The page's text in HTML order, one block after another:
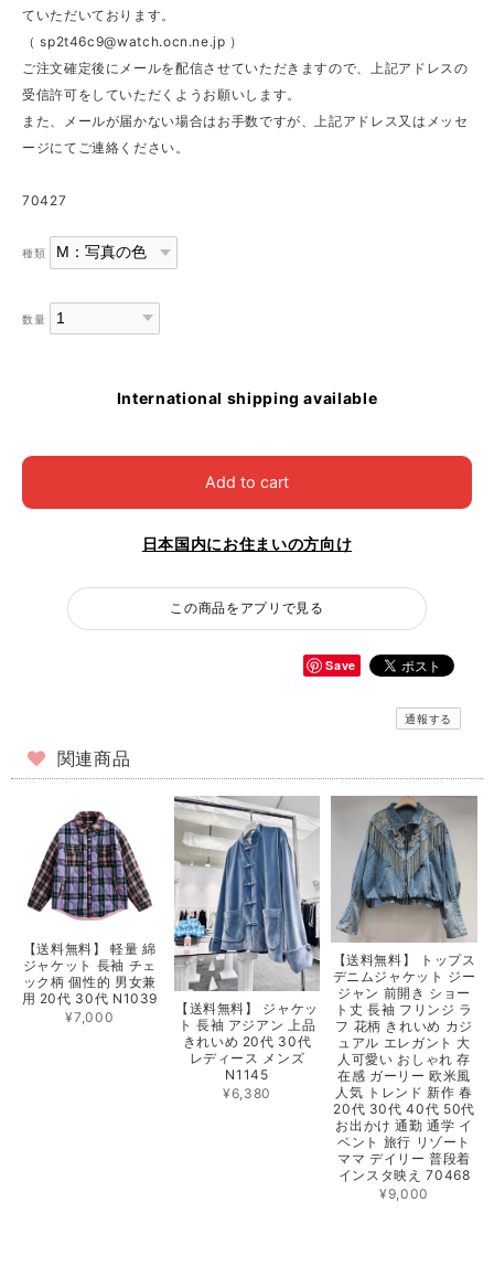
ていただいております。
（sp2t46c9@watch.ocn.ne.jp ）
ご注文確定後にメールを配信させていただきますので、上記アドレスの
受信許可をしていただくようお願いします。
また、メールが届かない場合はお手数ですが、上記アドレス又はメッセ
ージにてご連絡ください。
70427
種類
数量
International shipping available
Add to cart
日本国内にお住まいの方向け
この商品をアプリで見る
Save
通報する
関連商品
【送料無料】 軽量 綿
ジャケット 長袖 チェ
ック柄 個性的 男女兼
用 20代 30代 N1039
¥7,000
【送料無料】 ジャケッ
ト 長袖 アジアン 上品
きれいめ 20代 30代
レディース メンズ
N1145
¥6,380
【送料無料】 トップス
デニムジャケット ジー
ジャン 前開き ショー
ト丈 長袖 フリンジ ラ
フ 花柄 きれいめ カジ
ュアル エレガント 大
人可愛い おしゃれ 存
在感 ガーリー 欧米風
人気 トレンド 新作 春
20代 30代 40代 50代
お出かけ 通勤 通学 イ
ベント 旅行 リゾート
ママ デイリー 普段着
インスタ映え 70468
¥9,000